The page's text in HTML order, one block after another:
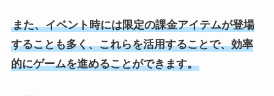
また、イベント時には限定の課金アイテムが登場
することも多く、これらを活用することで、効率
的にゲームを進めることができます。